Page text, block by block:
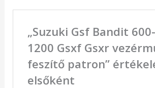
„Suzuki Gsf Bandit
1200 Gsxf Gsxr
feszítő patron”
elsőként